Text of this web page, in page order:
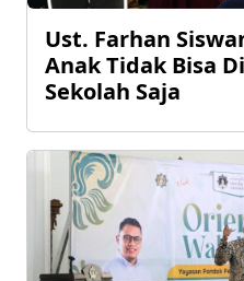
Ust. Farhan
Anak Tidak Bisa
Sekolah Saja